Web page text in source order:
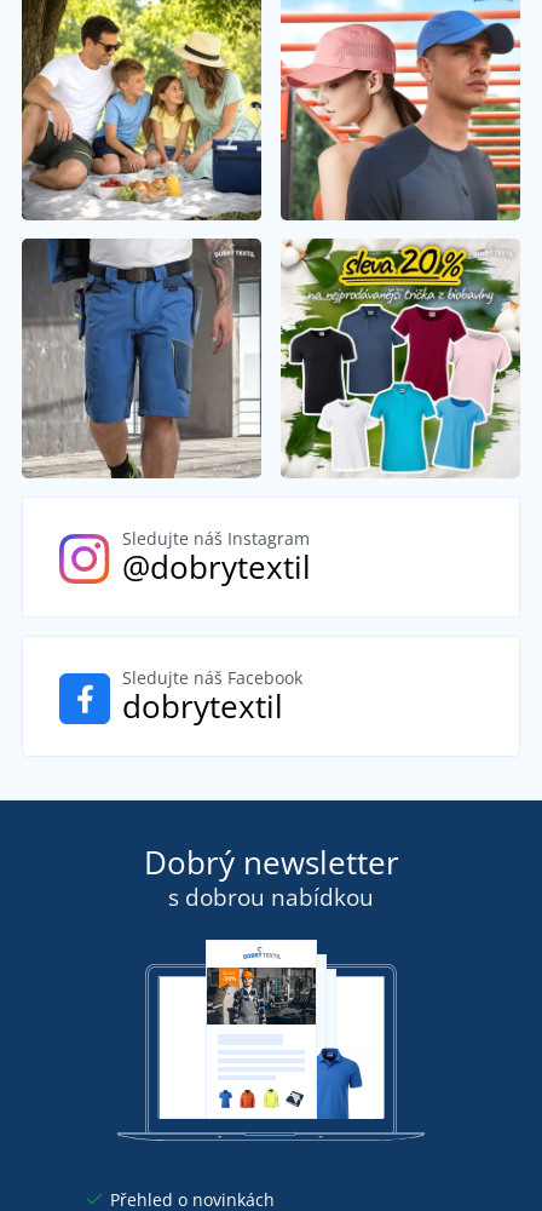
Sledujte náš Instagram
@dobrytextil
Sledujte náš Facebook
dobrytextil
Dobrý newsletter
s dobrou nabídkou
Přehled o novinkách